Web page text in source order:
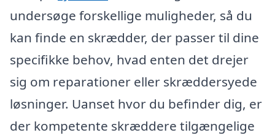
undersøge forskellige muligheder, så du
kan finde en skrædder, der passer til dine
specifikke behov, hvad enten det drejer
sig om reparationer eller skræddersyede
løsninger. Uanset hvor du befinder dig, er
der kompetente skræddere tilgængelige